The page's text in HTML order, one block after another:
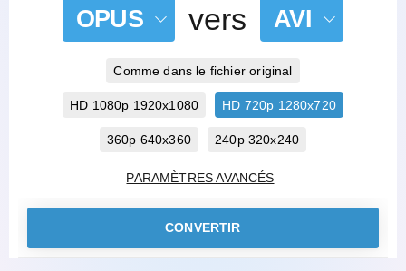
OPUS vers AVI
Comme dans le fichier original
HD 1080p 1920x1080 HD 720p 1280x720
360p 640x360 240p 320x240
PARAMÈTRES AVANCÉS
CONVERTIR